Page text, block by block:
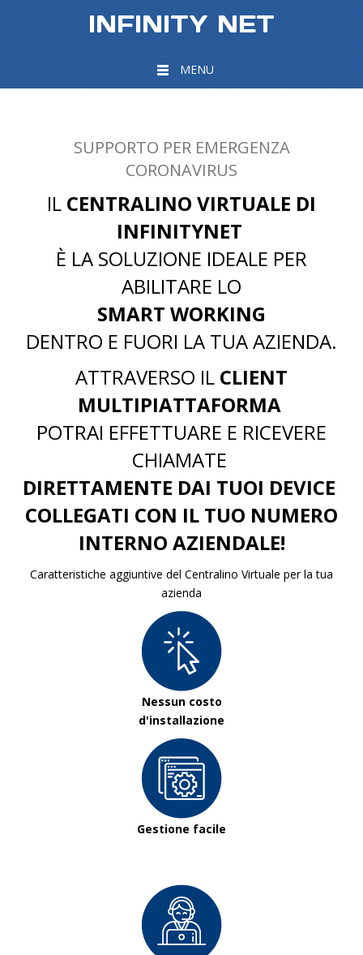
INFINITY NET
MENU
SUPPORTO PER EMERGENZA
CORONAVIRUS
IL CENTRALINO VIRTUALE DI
INFINITYNET
È LA SOLUZIONE IDEALE PER
ABILITARE LO
SMART WORKING
DENTRO E FUORI LA TUA AZIENDA.
ATTRAVERSO IL CLIENT
MULTIPIATTAFORMA
POTRAI EFFETTUARE E RICEVERE
CHIAMATE
DIRETTAMENTE DAI TUOI DEVICE
COLLEGATI CON IL TUO NUMERO
INTERNO AZIENDALE!
Caratteristiche aggiuntive del Centralino Virtuale per la tua
azienda
Nessun costo
d'installazione
Gestione facile